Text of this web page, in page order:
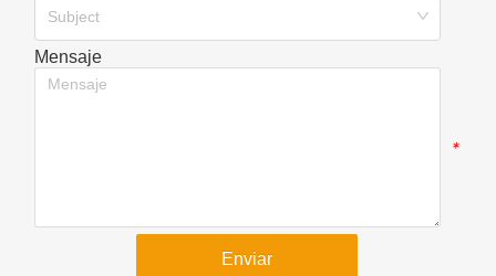
Subject
Mensaje
*
Enviar